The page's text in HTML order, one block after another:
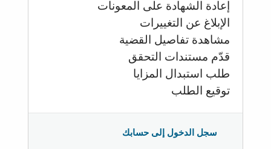
إعادة الشهادة على المعونات
الإبلاغ عن التغييرات
مشاهدة تفاصيل القضية
قدّم مستندات التحقق
طلب استبدال المزايا
توقيع الطلب
سجل الدخول إلى حسابك